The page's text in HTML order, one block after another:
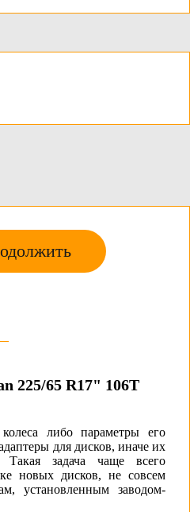
225/65 R17" 106T
либо параметры его
для дисков, иначе их
Такая задача чаще всего
новых дисков, не совсем
установленным заводом-